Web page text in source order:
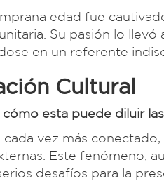
edad fue
Su pasión lo llevó
en un referente
Cultural
esta puede diluir
vez más
Este fenómeno,
desafíos para la